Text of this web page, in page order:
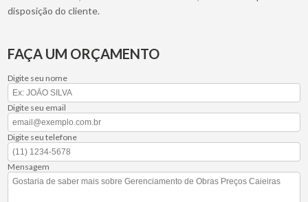
disposição do cliente.
FAÇA UM ORÇAMENTO
Digite seu nome
Digite seu email
Digite seu telefone
Mensagem